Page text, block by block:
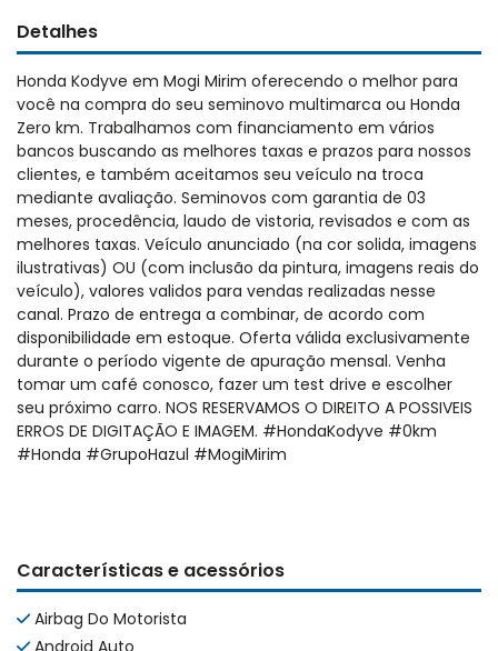
Detalhes
Honda Kodyve em Mogi Mirim oferecendo o melhor para
você na compra do seu seminovo multimarca ou Honda
Zero km. Trabalhamos com financiamento em vários
bancos buscando as melhores taxas e prazos para nossos
clientes, e também aceitamos seu veículo na troca
mediante avaliação. Seminovos com garantia de 03
meses, procedência, laudo de vistoria, revisados e com as
melhores taxas. Veículo anunciado (na cor solida, imagens
ilustrativas) OU (com inclusão da pintura, imagens reais do
veículo), valores validos para vendas realizadas nesse
canal. Prazo de entrega a combinar, de acordo com
disponibilidade em estoque. Oferta válida exclusivamente
durante o período vigente de apuração mensal. Venha
tomar um café conosco, fazer um test drive e escolher
seu próximo carro. NOS RESERVAMOS O DIREITO A POSSIVEIS
ERROS DE DIGITAÇÃO E IMAGEM. #HondaKodyve #0km
#Honda #GrupoHazul #MogiMirim
Características e acessórios
Airbag Do Motorista